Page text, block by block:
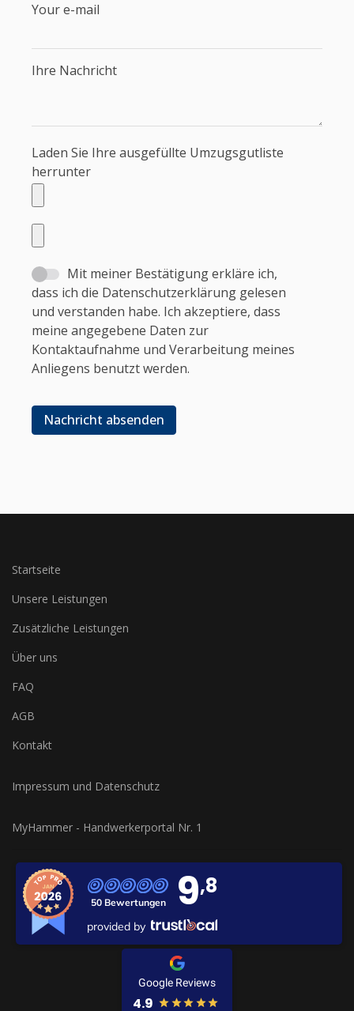
Your e-mail
Ihre Nachricht
Laden Sie Ihre ausgefüllte Umzugsgutliste
herrunter
Mit meiner Bestätigung erkläre ich,
dass ich die Datenschutzerklärung gelesen
und verstanden habe. Ich akzeptiere, dass
meine angegebene Daten zur
Kontaktaufnahme und Verarbeitung meines
Anliegens benutzt werden.
Nachricht absenden
Startseite
Unsere Leistungen
Zusätzliche Leistungen
Über uns
FAQ
AGB
Kontakt
Impressum und Datenschutz
MyHammer - Handwerkerportal Nr. 1
50 Bewertungen 9,8
provided by
Google Reviews
4.9